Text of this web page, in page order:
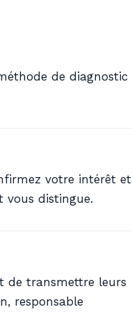
de diagnostic
votre intérêt et
vous distingue.
de transmettre leurs
responsable